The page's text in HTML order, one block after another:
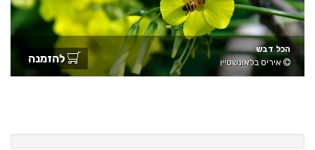
הכל דבש
איריס בלאונשטיין
להזמנה